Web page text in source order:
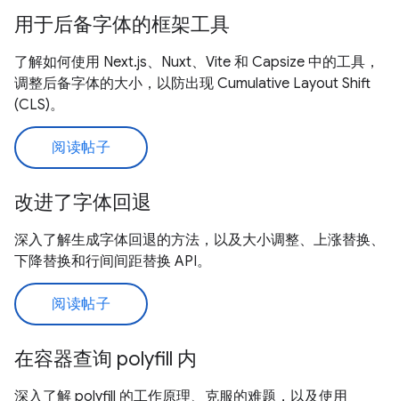
用于后备字体的框架工具
了解如何使用 Next.js、Nuxt、Vite 和 Capsize 中的工具，
调整后备字体的大小，以防出现 Cumulative Layout Shift
(CLS)。
阅读帖子
改进了字体回退
深入了解生成字体回退的方法，以及大小调整、上涨替换、
下降替换和行间间距替换 API。
阅读帖子
在容器查询 polyfill 内
深入了解 polyfill 的工作原理、克服的难题，以及使用